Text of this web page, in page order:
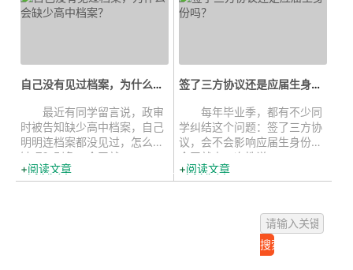
自己没有见过档案，为什么会缺少高...
最近有同学留言说，政审
时被告知缺少高中档案，自己
明明连档案都没见过，怎么会
缺呢？别急，今天就...
阅读文章
签了三方协议还是应届生身份吗？...
每年毕业季，都有不少同
学纠结这个问题：签了三方协
议，会不会影响应届生身份？
今天就来一次性说...
阅读文章